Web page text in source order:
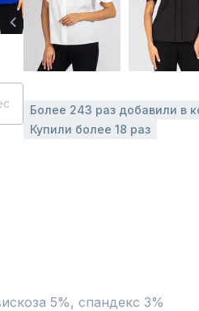
Более 243 раз добавили в
Купили более 18 раз
5%, спандекс 3%